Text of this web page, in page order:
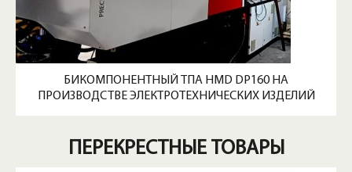
БИКОМПОНЕНТНЫЙ ТПА HMD DP160 НА
ПРОИЗВОДСТВЕ ЭЛЕКТРОТЕХНИЧЕСКИХ ИЗДЕЛИЙ
ПЕРЕКРЕСТНЫЕ ТОВАРЫ